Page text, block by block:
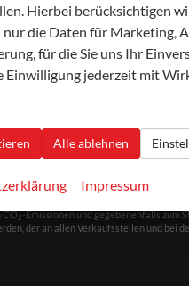
Einstellungen
CO2 -Emissionen und gegebenenfalls zum
der an allen Verkaufsstellen und
Hierbei berücksichtigen
die Daten für Marketing,
für die Sie uns Ihr
Einwilligung jederzeit mit
Alle ablehnen
Impressum